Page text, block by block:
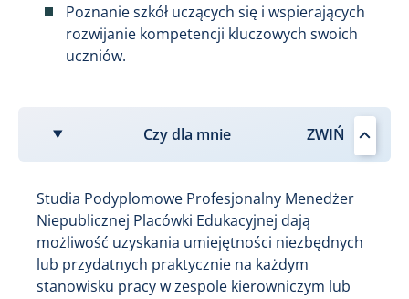
Poznanie szkół uczących się i wspierających
rozwijanie kompetencji kluczowych swoich
uczniów.
Czy dla mnie
Studia Podyplomowe Profesjonalny Menedżer
Niepublicznej Placówki Edukacyjnej dają
możliwość uzyskania umiejętności niezbędnych
lub przydatnych praktycznie na każdym
stanowisku pracy w zespole kierowniczym lub